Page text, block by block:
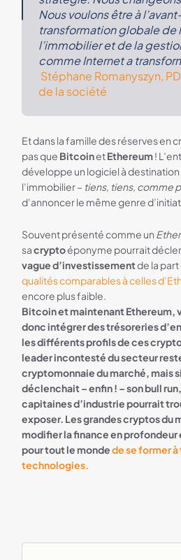
Nous voulons être à
transformation globale de
l’immobilier et de la
comme Internet a
Stéphane Romanyszyn,
de la société
Et dans la famille des réserves en
pas que BitcoinetEthereum!
développe un logiciel à
l’immobilier – tiens, tiens, comme
d’annoncer le même genre
Souvent présenté comme un
sacryptoéponyme pourrait
vague d’investissementde la
qualités comparables à celles
encore plus faible.
Bitcoin et maintenant Ethereum,
donc intégrer des trésoreries
les différents profils de ces
leader incontesté du secteur
cryptomonnaie du marché, mais
déclenchait – enfin ! – son bull
capitaines d’industrie pourrait
exposer. Les grandes cryptos du
modifier la finance en profondeur
pour tout le mondede se former
technologies.